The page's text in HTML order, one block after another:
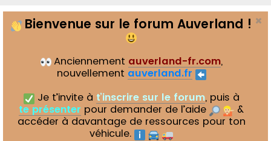
Bienvenue sur le forum Auverland !
Anciennement auverland-fr.com,
nouvellement auverland.fr
Je t’invite à t’inscrire sur le forum, puis à
te présenter pour demander de l’aide
&
accéder à davantage de ressources pour ton
véhicule.